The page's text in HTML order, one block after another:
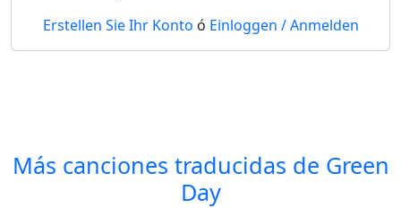
Erstellen Sie Ihr Konto ó Einloggen / Anmelden
Más canciones traducidas de Green
Day